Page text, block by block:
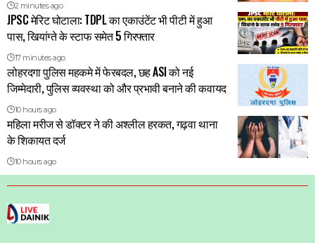
2 minutes ago
JPSC मेरिट घोटाला: TDPL का एकाउंटेंट भी पीटी में हुआ
पास, खियांग्ते के स्टाफ समेत 5 गिरफ्तार
17 minutes ago
लोहरदगा पुलिस महकमे में फेरबदल, छह ASI को नई
जिम्मेदारी, पुलिस व्यवस्था को और प्रभावी बनाने की कवायद
10 hours ago
महिला मरीज से डॉक्टर ने की अश्लील हरकत, गढ़वा थाना
के शिकायत दर्ज
10 hours ago